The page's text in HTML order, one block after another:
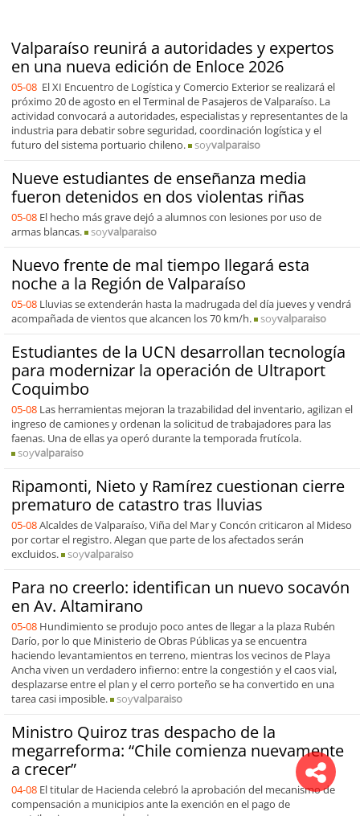
Valparaíso reunirá a autoridades y expertos
en una nueva edición de Enloce 2026
05-08 El XI Encuentro de Logística y Comercio Exterior se realizará el
próximo 20 de agosto en el Terminal de Pasajeros de Valparaíso. La
actividad convocará a autoridades, especialistas y representantes de la
industria para debatir sobre seguridad, coordinación logística y el
futuro del sistema portuario chileno.
soyvalparaiso
Nueve estudiantes de enseñanza media
fueron detenidos en dos violentas riñas
05-08 El hecho más grave dejó a alumnos con lesiones por uso de
armas blancas.
soyvalparaiso
Nuevo frente de mal tiempo llegará esta
noche a la Región de Valparaíso
05-08 Lluvias se extenderán hasta la madrugada del día jueves y vendrá
acompañada de vientos que alcancen los 70 km/h.
soyvalparaiso
Estudiantes de la UCN desarrollan tecnología
para modernizar la operación de Ultraport
Coquimbo
05-08 Las herramientas mejoran la trazabilidad del inventario, agilizan el
ingreso de camiones y ordenan la solicitud de trabajadores para las
faenas. Una de ellas ya operó durante la temporada frutícola.
soyvalparaiso
Ripamonti, Nieto y Ramírez cuestionan cierre
prematuro de catastro tras lluvias
05-08Alcaldes de Valparaíso, Viña del Mar y Concón criticaron al Mideso
por cortar el registro. Alegan que parte de los afectados serán
excluidos.
soyvalparaiso
Para no creerlo: identifican un nuevo socavón
en Av. Altamirano
05-08 Hundimiento se produjo poco antes de llegar a la plaza Rubén
Darío, por lo que Ministerio de Obras Públicas ya se encuentra
haciendo levantamientos en terreno, mientras los vecinos de Playa
Ancha viven un verdadero infierno: entre la congestión y el caos vial,
desplazarse entre el plan y el cerro porteño se ha convertido en una
tarea casi imposible.
soyvalparaiso
Ministro Quiroz tras despacho de la
megarreforma: “Chile comienza nuevamente
a crecer”
04-08 El titular de Hacienda celebró la aprobación del mecanismo de
compensación a municipios ante la exención en el pago de